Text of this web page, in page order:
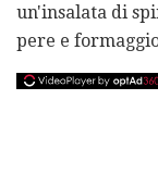
un'insalata di
pere e